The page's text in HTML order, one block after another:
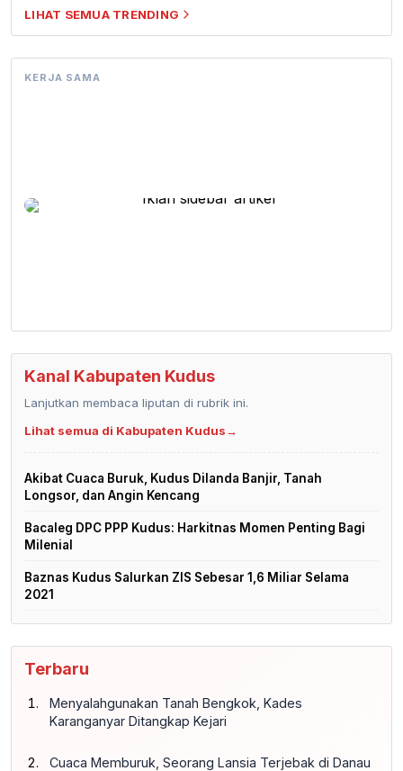
LIHAT SEMUA TRENDING
KERJA SAMA
Kanal Kabupaten Kudus
Lanjutkan membaca liputan di rubrik ini.
Lihat semua di Kabupaten Kudus→
Akibat Cuaca Buruk, Kudus Dilanda Banjir, Tanah
Longsor, dan Angin Kencang
Bacaleg DPC PPP Kudus: Harkitnas Momen Penting Bagi
Milenial
Baznas Kudus Salurkan ZIS Sebesar 1,6 Miliar Selama
2021
Terbaru
Menyalahgunakan Tanah Bengkok, Kades
Karanganyar Ditangkap Kejari
Cuaca Memburuk, Seorang Lansia Terjebak di Danau